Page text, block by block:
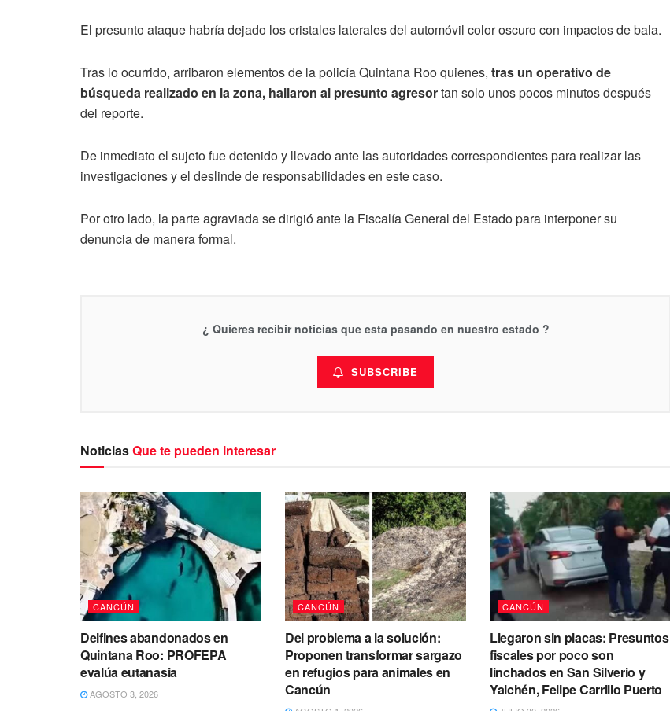
El presunto ataque habría dejado los cristales laterales del automóvil color oscuro con impactos de bala.
Tras lo ocurrido, arribaron elementos de la policía Quintana Roo quienes, tras un operativo de
búsqueda realizado en la zona, hallaron al presunto agresortan solo unos pocos minutos después
del reporte.
De inmediato el sujeto fue detenido y llevado ante las autoridades correspondientes para realizar las
investigaciones y el deslinde de responsabilidades en este caso.
Por otro lado, la parte agraviada se dirigió ante la Fiscalía General del Estado para interponer su
denuncia de manera formal.
¿ Quieres recibir noticias que esta pasando en nuestro estado ?
SUBSCRIBE
NoticiasQue te pueden interesar
CANCÚN
Delfines abandonados en
Quintana Roo: PROFEPA
evalúa eutanasia
AGOSTO 3, 2026
CANCÚN
Del problema a la solución:
Proponen transformar sargazo
en refugios para animales en
Cancún
CANCÚN
Llegaron sin placas: Presuntos
fiscales por poco son
linchados en San Silverio y
Yalchén, Felipe Carrillo Puerto